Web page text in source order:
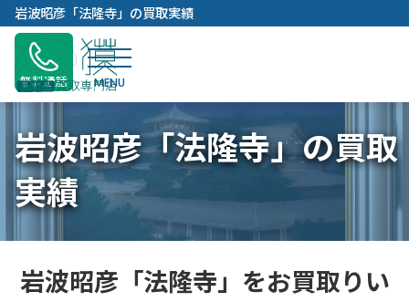
容
キ
ッ
プ
岩波昭彦「法隆寺」の買取実績
無料通話
岩波昭彦「法隆寺」の買取
実績
岩波昭彦「法隆寺」をお買取りい